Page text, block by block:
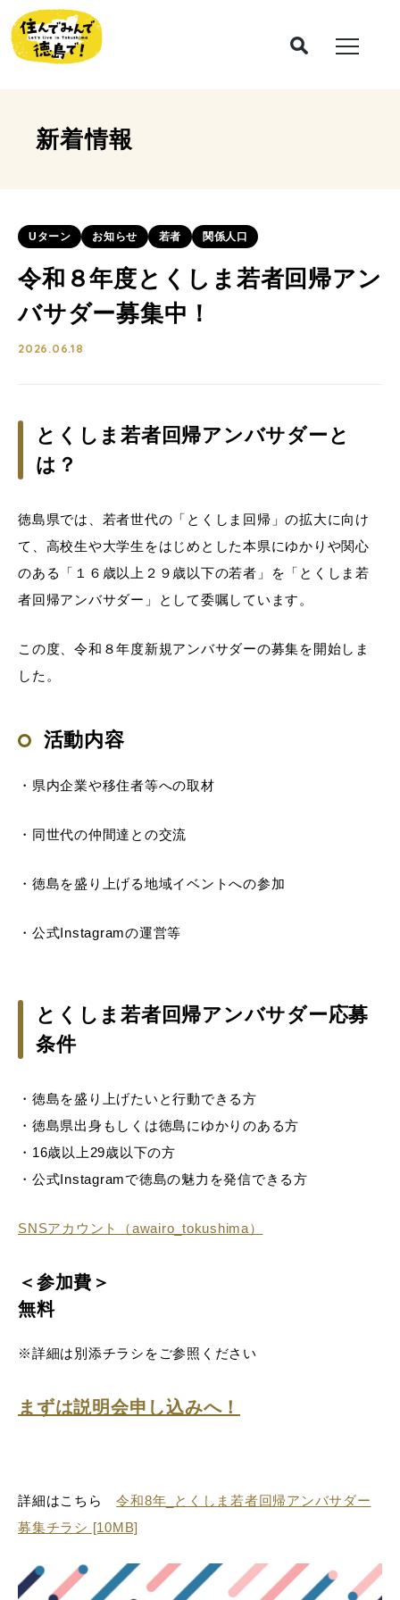
新着情報
Uターン お知らせ 若者 関係人口
令和８年度とくしま若者回帰アン
バサダー募集中！
2026.06.18
とくしま若者回帰アンバサダーと
は？
徳島県では、若者世代の「とくしま回帰」の拡大に向け
て、高校生や大学生をはじめとした本県にゆかりや関心
のある「１６歳以上２９歳以下の若者」を「とくしま若
者回帰アンバサダー」として委嘱しています。
この度、令和８年度新規アンバサダーの募集を開始しま
した。
活動内容
・県内企業や移住者等への取材
・同世代の仲間達との交流
・徳島を盛り上げる地域イベントへの参加
・公式Instagramの運営等
とくしま若者回帰アンバサダー応募
条件
・徳島を盛り上げたいと行動できる方
・徳島県出身もしくは徳島にゆかりのある方
・16歳以上29歳以下の方
・公式Instagramで徳島の魅力を発信できる方
SNSアカウント（awairo_tokushima）
＜参加費＞
無料
※詳細は別添チラシをご参照ください
まずは説明会申し込みへ！
詳細はこちら令和8年_とくしま若者回帰アンバサダー
募集チラシ [10MB]